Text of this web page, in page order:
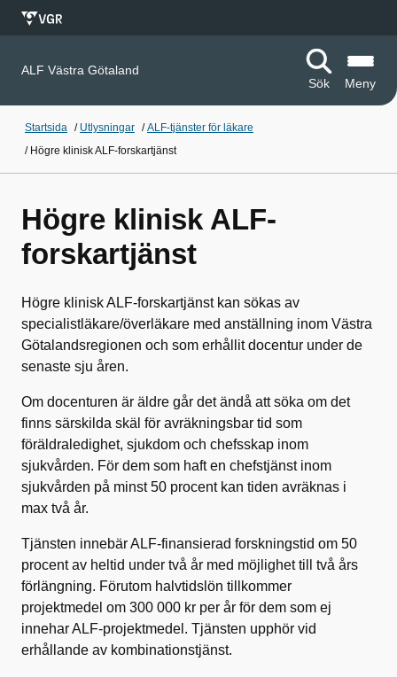
ALF Västra Götaland
Sök
Meny
Startsida / Utlysningar /ALF-tjänster för läkare
/ Högre klinisk ALF-forskartjänst
Högre klinisk ALF-
forskartjänst
Högre klinisk ALF-forskartjänst kan sökas av
specialistläkare/överläkare med anställning inom Västra
Götalandsregionen och som erhållit docentur under de
senaste sju åren.
Om docenturen är äldre går det ändå att söka om det
finns särskilda skäl för avräkningsbar tid som
föräldraledighet, sjukdom och chefsskap inom
sjukvården. För dem som haft en chefstjänst inom
sjukvården på minst 50 procent kan tiden avräknas i
max två år.
Tjänsten innebär ALF-finansierad forskningstid om 50
procent av heltid under två år med möjlighet till två års
förlängning. Förutom halvtidslön tillkommer
projektmedel om 300 000 kr per år för dem som ej
innehar ALF-projektmedel. Tjänsten upphör vid
erhållande av kombinationstjänst.